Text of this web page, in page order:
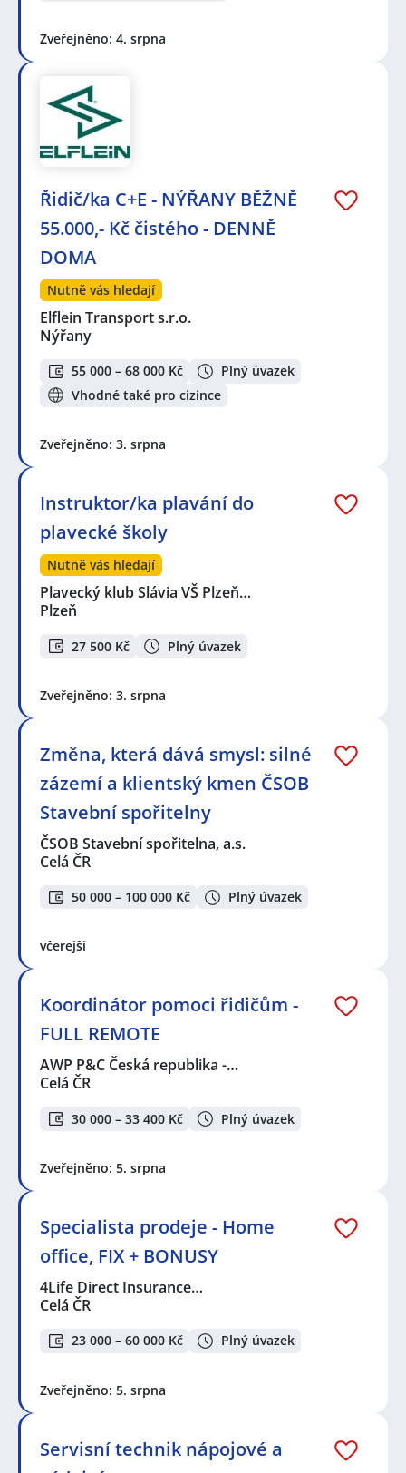
Zveřejněno: 4. srpna
Řidič/ka C+E - NÝŘANY BĚŽNĚ
55.000,- Kč čistého - DENNĚ
DOMA
Nutně vás hledají
Elflein Transport s.r.o.
Nýřany
55 000 – 68 000 Kč
Plný úvazek
Vhodné také pro cizince
Zveřejněno: 3. srpna
Instruktor/ka plavání do
plavecké školy
Nutně vás hledají
Plavecký klub Slávia VŠ Plzeň…
Plzeň
27 500 Kč Plný úvazek
Zveřejněno: 3. srpna
Změna, která dává smysl: silné
zázemí a klientský kmen ČSOB
Stavební spořitelny
ČSOB Stavební spořitelna, a.s.
Celá ČR
50 000 – 100 000 Kč Plný úvazek
včerejší
Koordinátor pomoci řidičům -
FULL REMOTE
AWP P&C Česká republika -…
Celá ČR
30 000 – 33 400 Kč Plný úvazek
Zveřejněno: 5. srpna
Specialista prodeje - Home
office, FIX + BONUSY
4Life Direct Insurance…
Celá ČR
23 000 – 60 000 Kč Plný úvazek
Zveřejněno: 5. srpna
Servisní technik nápojové a